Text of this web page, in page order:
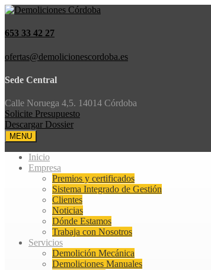
653 33 42 27
ofertas@demolicionescordoba.es
Sede Central
Calle Noruega 4,5. 14014 Córdoba
Solicite Presupuesto
Descargar Dossier
MENU
Inicio
Empresa
Premios y certificados
Sistema Integrado de Gestión
Clientes
Noticias
Dónde Estamos
Trabaja con Nosotros
Servicios
Demolición Mecánica
Demoliciones Manuales